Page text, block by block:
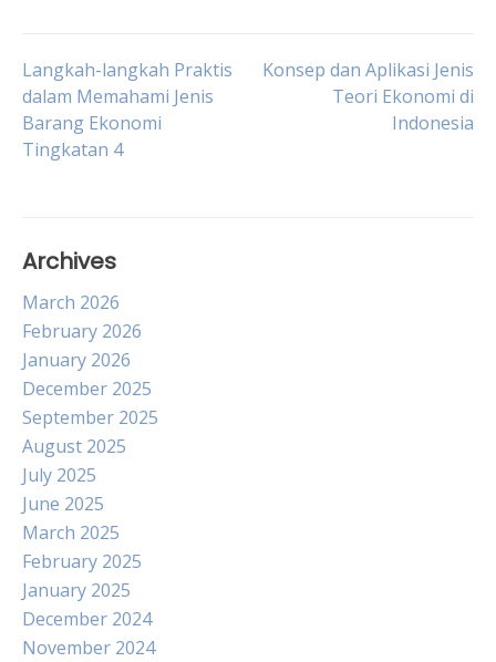
Post
navigation
Langkah-langkah Praktis
dalam Memahami Jenis
Barang Ekonomi
Tingkatan 4
Konsep dan Aplikasi Jenis
Teori Ekonomi di
Indonesia
Archives
March 2026
February 2026
January 2026
December 2025
September 2025
August 2025
July 2025
June 2025
March 2025
February 2025
January 2025
December 2024
November 2024